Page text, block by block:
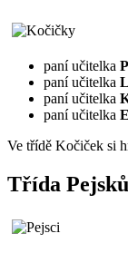
paní učitelka
paní učitelka
paní učitelka
paní učitelka
Ve třídě Kočiček si
Třída Pejsků